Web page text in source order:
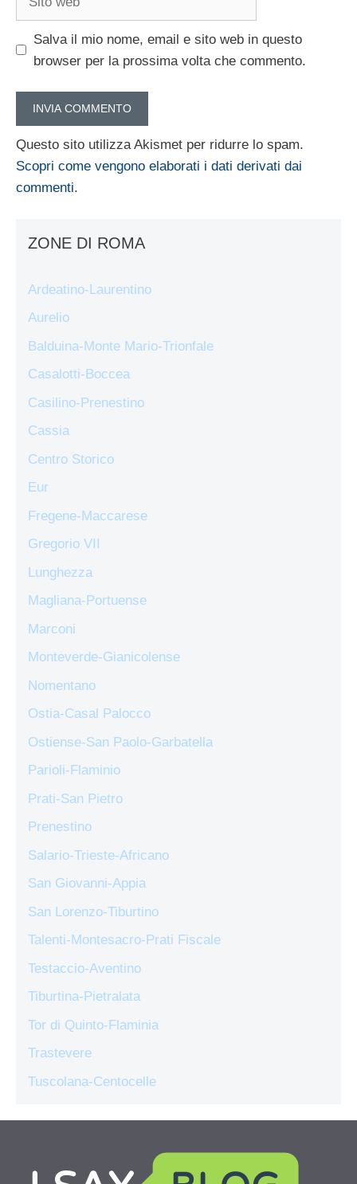
Salva il mio nome, email e sito web in questo
browser per la prossima volta che commento.
Questo sito utilizza Akismet per ridurre lo spam.
Scopri come vengono elaborati i dati derivati dai
commenti.
ZONE DI ROMA
Ardeatino-Laurentino
Aurelio
Balduina-Monte Mario-Trionfale
Casalotti-Boccea
Casilino-Prenestino
Cassia
Centro Storico
Eur
Fregene-Maccarese
Gregorio VII
Lunghezza
Magliana-Portuense
Marconi
Monteverde-Gianicolense
Nomentano
Ostia-Casal Palocco
Ostiense-San Paolo-Garbatella
Parioli-Flaminio
Prati-San Pietro
Prenestino
Salario-Trieste-Africano
San Giovanni-Appia
San Lorenzo-Tiburtino
Talenti-Montesacro-Prati Fiscale
Testaccio-Aventino
Tiburtina-Pietralata
Tor di Quinto-Flaminia
Trastevere
Tuscolana-Centocelle